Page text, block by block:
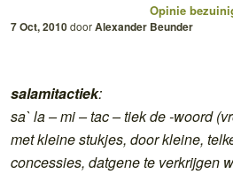
Opinie
7 Oct, 2010doorAlexander Beunder
salamitactiek:
sa` la – mi – tac – tiek de -woord
met kleine stukjes, door kleine,
concessies, datgene te verkrijgen